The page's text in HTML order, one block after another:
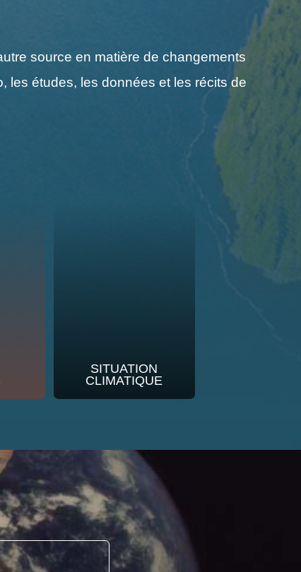
source en matière de changements
les études, les données et les récits de
SITUATION
CLIMATIQUE